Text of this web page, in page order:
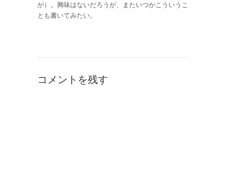
が）。興味はないだろうが、またいつかこういうこ
とも書いてみたい。
コメントを残す